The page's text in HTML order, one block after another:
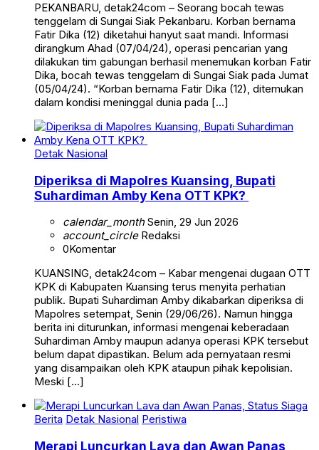
PEKANBARU, detak24com – Seorang bocah tewas
tenggelam di Sungai Siak Pekanbaru. Korban bernama
Fatir Dika (12) diketahui hanyut saat mandi. Informasi
dirangkum Ahad (07/04/24), operasi pencarian yang
dilakukan tim gabungan berhasil menemukan korban Fatir
Dika, bocah tewas tenggelam di Sungai Siak pada Jumat
(05/04/24). “Korban bernama Fatir Dika (12), ditemukan
dalam kondisi meninggal dunia pada […]
Detak Nasional
Diperiksa di Mapolres Kuansing, Bupati
Suhardiman Amby Kena OTT KPK?
calendar_monthSenin, 29 Jun 2026
account_circleRedaksi
0Komentar
KUANSING, detak24com – Kabar mengenai dugaan OTT
KPK di Kabupaten Kuansing terus menyita perhatian
publik. Bupati Suhardiman Amby dikabarkan diperiksa di
Mapolres setempat, Senin (29/06/26). Namun hingga
berita ini diturunkan, informasi mengenai keberadaan
Suhardiman Amby maupun adanya operasi KPK tersebut
belum dapat dipastikan. Belum ada pernyataan resmi
yang disampaikan oleh KPK ataupun pihak kepolisian.
Meski […]
Berita Detak Nasional Peristiwa
Merapi Luncurkan Lava dan Awan Panas,